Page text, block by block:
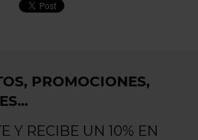
PROMOCIONES,
Y RECIBE UN 10% EN